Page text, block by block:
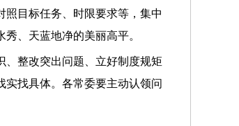
目标任务、时限要求等，集中
、天蓝地净的美丽高平。
、整改突出问题、立好制度规矩
实找具体。各常委要主动认领问